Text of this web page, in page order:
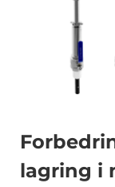
lagring i